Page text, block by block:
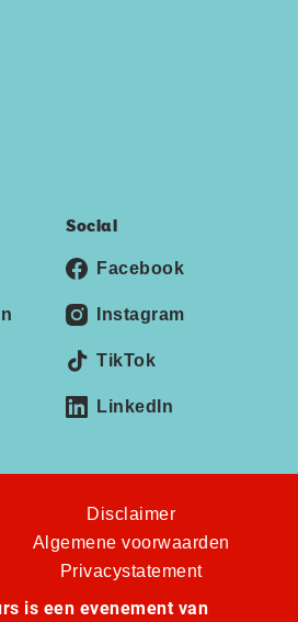
Social
Facebook
Instagram
TikTok
LinkedIn
Disclaimer
Algemene voorwaarden
Privacystatement
is een evenement van